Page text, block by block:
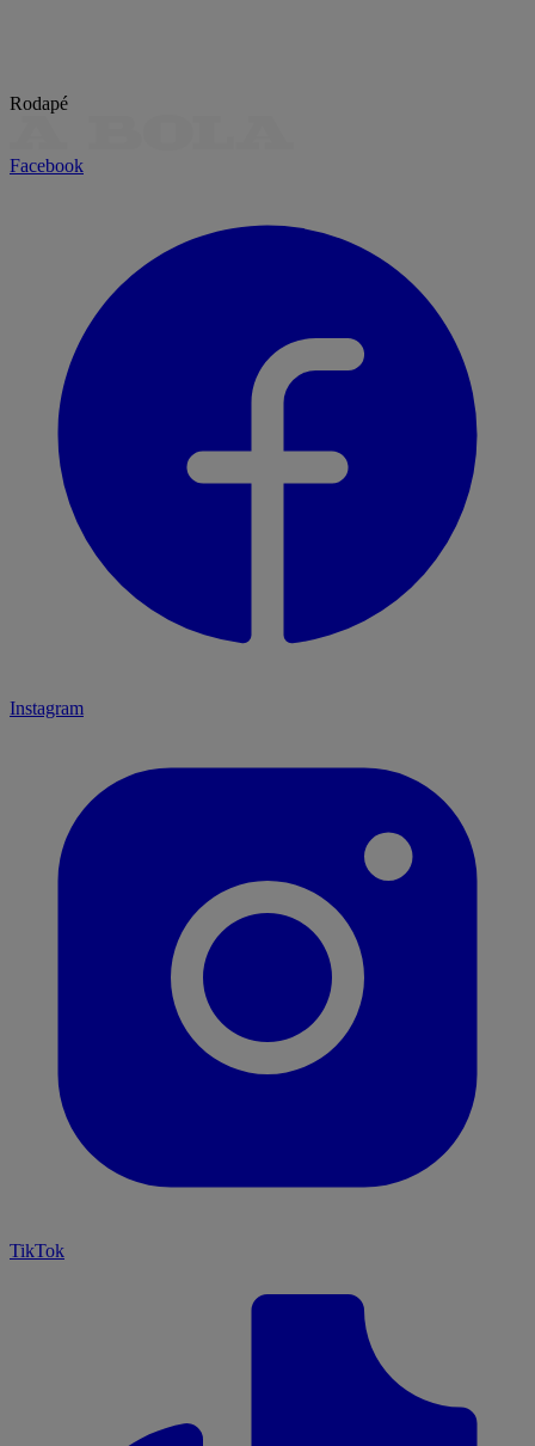
Rodapé
Facebook
Instagram
TikTok